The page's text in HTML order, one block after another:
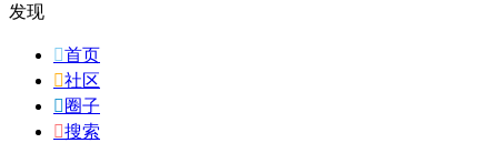
发现
首页
社区
 圈子
搜索